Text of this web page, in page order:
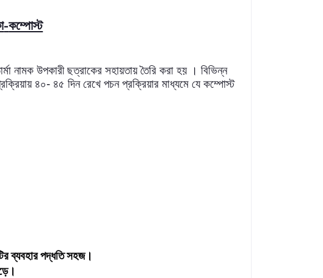
-কম্পোস্ট
নামক উপকারী ছত্রাকের সহায়তায় তৈরি করা হয় । বিভিন্ন
৪০- ৪৫ দিন রেখে পচন প্রক্রিয়ার মাধ্যমে যে কম্পোস্ট
ব্যবহার পদ্ধতি সহজ।